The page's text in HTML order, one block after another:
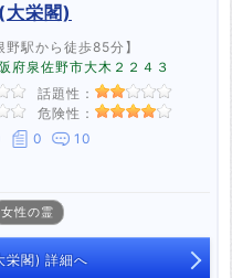
大栄閣)
野駅から徒歩85分】
泉佐野市大木２２４３
話題性：
危険性：
0 10
女性の霊
栄閣) 詳細へ